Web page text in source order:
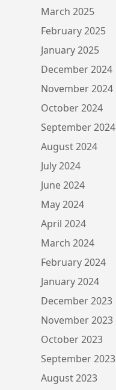
March 2025
February 2025
January 2025
December 2024
November 2024
October 2024
September 2024
August 2024
July 2024
June 2024
May 2024
April 2024
March 2024
February 2024
January 2024
December 2023
November 2023
October 2023
September 2023
August 2023